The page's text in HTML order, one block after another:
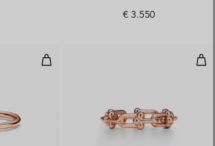
€ 3.550
Ring in Roségold